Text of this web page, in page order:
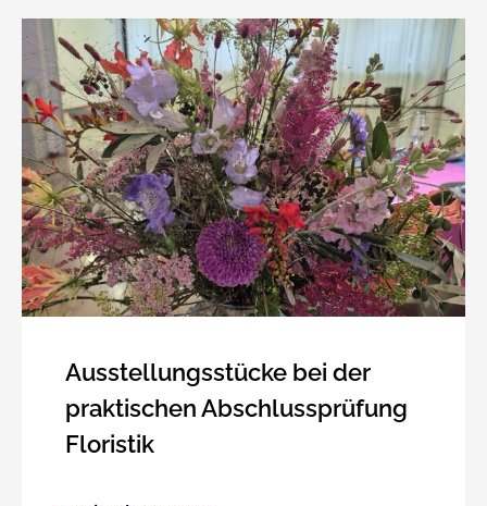
Ausstellungsstücke bei der
praktischen Abschlussprüfung
Floristik